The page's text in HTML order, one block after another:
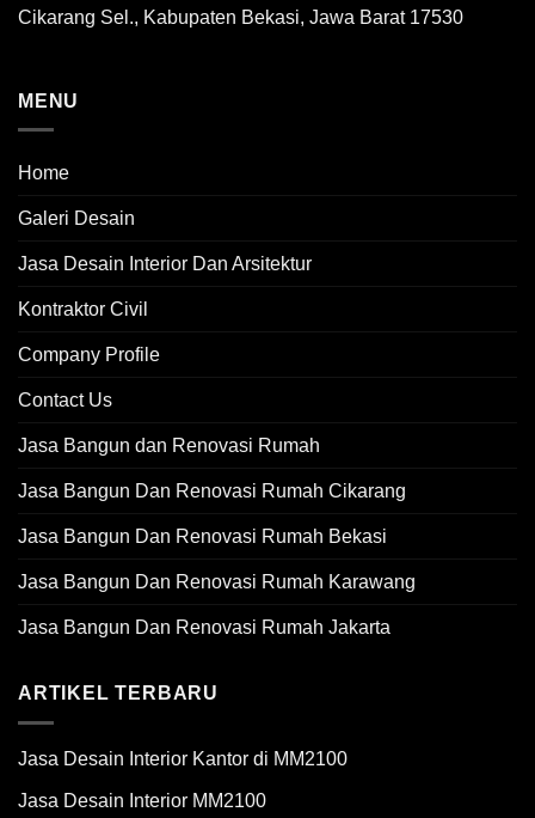
Cikarang Sel., Kabupaten Bekasi, Jawa Barat 17530
MENU
Home
Galeri Desain
Jasa Desain Interior Dan Arsitektur
Kontraktor Civil
Company Profile
Contact Us
Jasa Bangun dan Renovasi Rumah
Jasa Bangun Dan Renovasi Rumah Cikarang
Jasa Bangun Dan Renovasi Rumah Bekasi
Jasa Bangun Dan Renovasi Rumah Karawang
Jasa Bangun Dan Renovasi Rumah Jakarta
ARTIKEL TERBARU
Jasa Desain Interior Kantor di MM2100
Jasa Desain Interior MM2100